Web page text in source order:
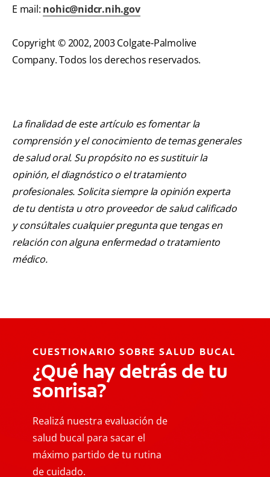
E mail: nohic@nidcr.nih.gov
Copyright © 2002, 2003 Colgate-Palmolive
Company. Todos los derechos reservados.
La finalidad de este artículo es fomentar la
comprensión y el conocimiento de temas generales
de salud oral. Su propósito no es sustituir la
opinión, el diagnóstico o el tratamiento
profesionales. Solicita siempre la opinión experta
de tu dentista u otro proveedor de salud calificado
y consúltales cualquier pregunta que tengas en
relación con alguna enfermedad o tratamiento
médico.
CUESTIONARIO SOBRE SALUD BUCAL
¿Qué hay detrás de tu
sonrisa?
Realizá nuestra evaluación de
salud bucal para sacar el
máximo partido de tu rutina
de cuidado.